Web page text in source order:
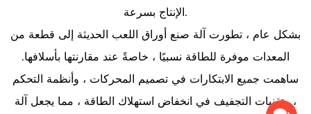
الإنتاج بسرعة.
بشكل عام ، تطورت آلة صنع أوراق اللعب الحديثة إلى قطعة من
المعدات موفرة للطاقة نسبيًا ، خاصةً عند مقارنتها بأسلافها.
ساهمت جميع الابتكارات في تصميم المحركات ، وأنظمة التحكم
، وتقنيات التجفيف في انخفاض استهلاك الطاقة ، مما يجعل آلة